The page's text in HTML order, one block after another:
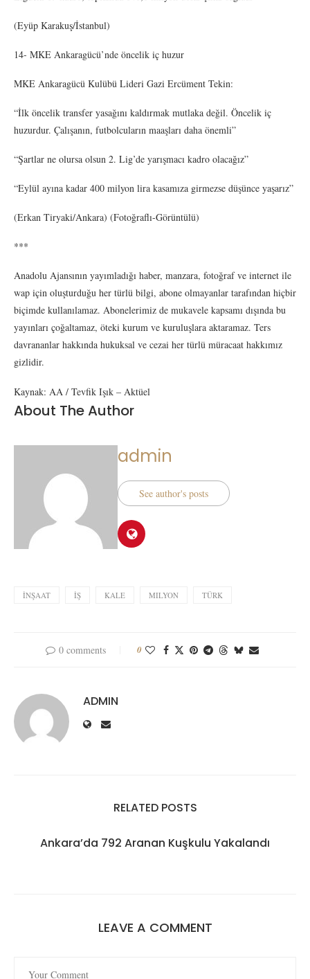
(Eyüp Karakuş/İstanbul)
14- MKE Ankaragücü’nde öncelik iç huzur
MKE Ankaragücü Kulübü Lideri Gazi Ercüment Tekin:
“İlk öncelik transfer yasağını kaldırmak mutlaka değil. Öncelik iç
huzurdur. Çalışanın, futbolcuların maaşları daha önemli”
“Şartlar ne olursa olsun 2. Lig’de yarışmacı kadro olacağız”
“Eylül ayına kadar 400 milyon lira kasamıza girmezse düşünce yaşarız”
(Erkan Tiryaki/Ankara) (Fotoğraflı-Görüntülü)
***
Anadolu Ajansının yayımladığı haber, manzara, fotoğraf ve internet ile
wap için oluşturduğu her türlü bilgi, abone olmayanlar tarafından hiçbir
biçimde kullanılamaz. Abonelerimiz de mukavele kapsamı dışında bu
yayınları çoğaltamaz, öteki kurum ve kuruluşlara aktaramaz. Ters
davrananlar hakkında hukuksal ve cezai her türlü müracaat hakkımız
gizlidir.
Kaynak: AA / Tevfik Işık – Aktüel
About The Author
admin
See author's posts
İNŞAAT İŞ KALE MILYON TÜRK
0 comments 0
ADMIN
RELATED POSTS
Ankara’da 792 Aranan Kuşkulu Yakalandı
LEAVE A COMMENT